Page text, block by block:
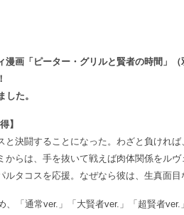
画「ピーター・グリルと賢者の時間」（
た。
】
と決闘することになった。わざと負けれ
からは、手を抜いて戦えば肉体関係をル
タコスを応援。なぜなら彼は、生真面目
「通常ver.」「大賢者ver.」「超賢者ver.